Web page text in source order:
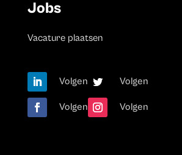
Jobs
Vacature plaatsen
Volgen Volgen
Volgen Volgen